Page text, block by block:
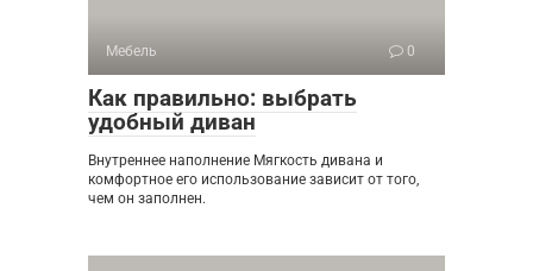
Мебель 0
Как правильно: выбрать
удобный диван
Внутреннее наполнение Мягкость дивана и
комфортное его использование зависит от того,
чем он заполнен.